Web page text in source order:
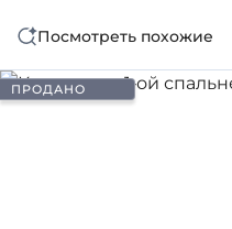
Посмотреть похожие
ПРОДАНО